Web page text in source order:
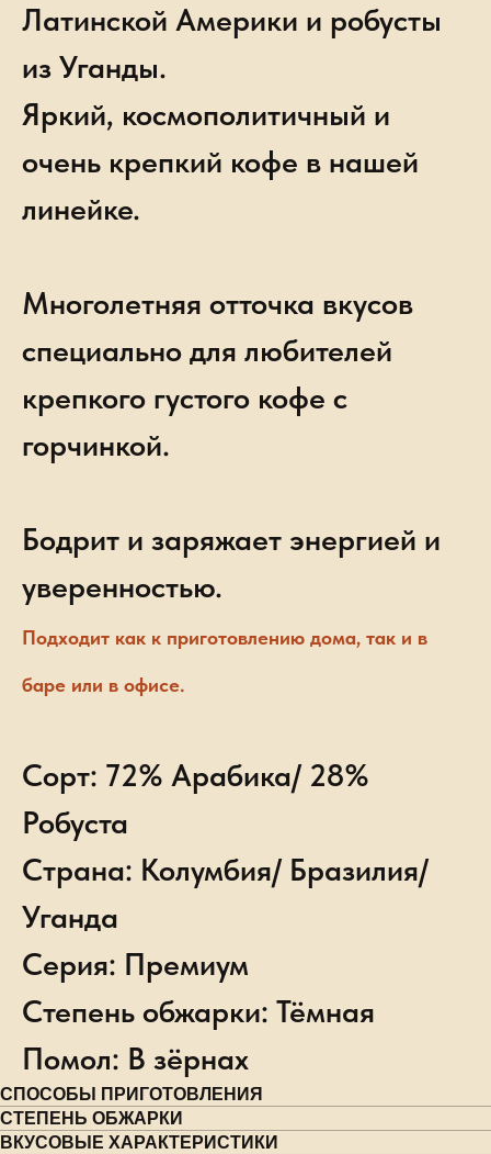
Латинской Америки и робусты
из Уганды.
Яркий, космополитичный и
очень крепкий кофе в нашей
линейке.
Многолетняя отточка вкусов
специально для любителей
крепкого густого кофе с
горчинкой.
Бодрит и заряжает энергией и
уверенностью.
Подходит как к приготовлению дома, так и в
баре или в офисе.
Сорт: 72% Арабика/ 28%
Робуста
Страна: Колумбия/ Бразилия/
Уганда
Серия: Премиум
Степень обжарки: Тёмная
Помол: В зёрнах
СПОСОБЫ ПРИГОТОВЛЕНИЯ
СТЕПЕНЬ ОБЖАРКИ
ВКУСОВЫЕ ХАРАКТЕРИСТИКИ